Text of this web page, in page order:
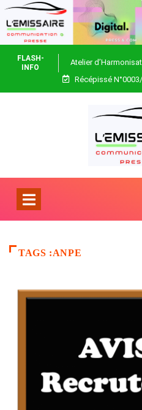
FLASH-
INFO
Atelier
Récépissé
TAGS :ANPE